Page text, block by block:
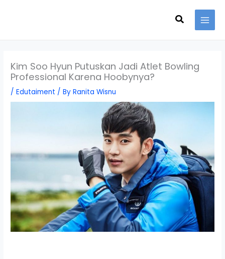
Search
Kim Soo Hyun Putuskan Jadi Atlet Bowling
Professional Karena Hoobynya?
/Edutaiment / ByRanita Wisnu